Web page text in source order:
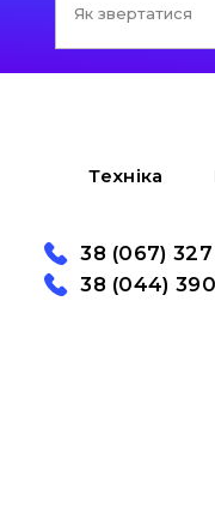
Техніка
38 (067)
38 (044)